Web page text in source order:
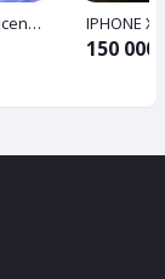
Kaspersky Plus License 4
150 000